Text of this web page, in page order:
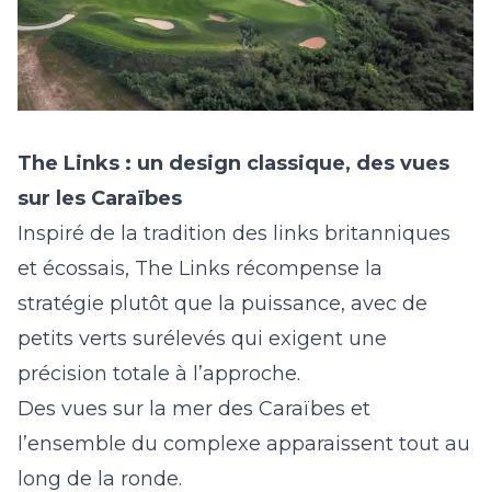
The Links : un design classique, des vues
sur les Caraïbes
Inspiré de la tradition des links britanniques
et écossais, The Links récompense la
stratégie plutôt que la puissance, avec de
petits verts surélevés qui exigent une
précision totale à l’approche.
Des vues sur la mer des Caraïbes et
l’ensemble du complexe apparaissent tout au
long de la ronde.